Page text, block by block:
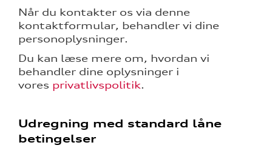
Når du kontakter os via denne
kontaktformular, behandler vi dine
personoplysninger.
Du kan læse mere om, hvordan vi
behandler dine oplysninger i
vores privatlivspolitik.
Udregning med standard låne
betingelser